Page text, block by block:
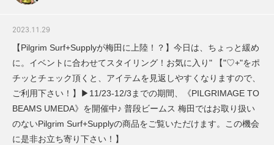
2023.11.29
【Pilgrim Surf+Supplyが梅田に上陸！？】今日は、ちょっと緩め
に。イベントに合わせてスタイリング！お気に入り" 【"♡+"をポ
チッとチェック頂くと、アイテムを見返しやすくなりますので、
ご利用下さい！】▶︎11/23-12/3までの期間、《PILGRIMAGE TO
BEAMS UMEDA》を開催中♪ 普段ビームス 梅田ではお取り扱い
のないPilgrim Surf+Supplyの商品をご覧いただけます。この機会
に是非お立ち寄り下さい！】